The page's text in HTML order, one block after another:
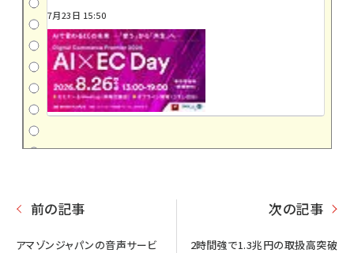
7月23日 15:50
前の記事
アマゾンジャパンの音声サービ
次の記事
2時間強で1.3兆円の取扱高突破